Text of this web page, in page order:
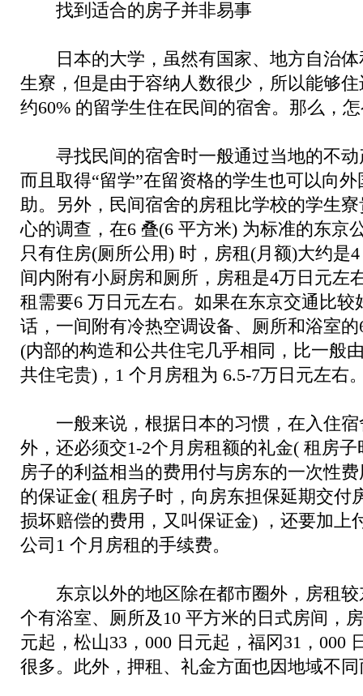
找到适合的房子并非易事
日本的大学，虽然有国家、地方自治体
生寮，但是由于容纳人数很少，所以能够
约60% 的留学生住在民间的宿舍。那么，
寻找民间的宿舍时一般通过当地的不动
而且取得“留学”在留资格的学生也可以向
助。另外，民间宿舍的房租比学校的学生
心的调查，在6 叠(6 平方米) 为标准的东京
只有住房(厕所公用) 时，房租(月额)大约是
间内附有小厨房和厕所，房租是4万日元左
租需要6 万日元左右。如果在东京交通比较
话，一间附有冷热空调设备、厕所和浴室
(内部的构造和公共住宅几乎相同，比一般
共住宅贵)，1 个月房租为 6.5-7万日元左右
一般来说，根据日本的习惯，在入住宿
外，还必须交1-2个月房租额的礼金( 租房
房子的利益相当的费用付与房东的一次性
的保证金( 租房子时，向房东担保延期交付
损坏赔偿的费用，又叫保证金) ，还要加上
公司1 个月房租的手续费。
东京以外的地区除在都市圈外，房租较
个有浴室、厕所及10 平方米的日式房间，
元起，松山33，000 日元起，福冈31，000
很多。此外，押租、礼金方面也因地域不